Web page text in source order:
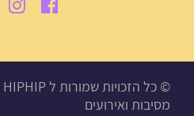
מסיבות ואירועים